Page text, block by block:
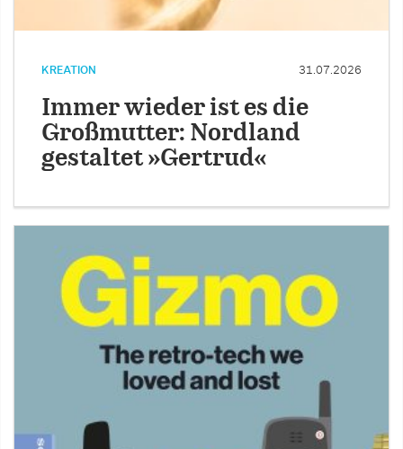
KREATION 31.07.2026
Immer wieder ist es die
Großmutter: Nordland
gestaltet »Gertrud«